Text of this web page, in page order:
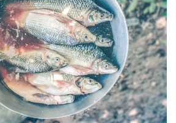
तथा
इसके
महत्व।